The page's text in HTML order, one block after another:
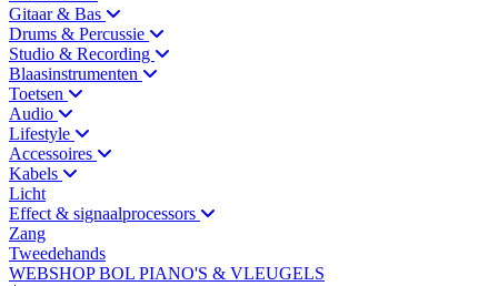
Gitaar & Bas
Drums & Percussie
Studio & Recording
Blaasinstrumenten
Toetsen
Audio
Lifestyle
Accessoires
Kabels
Licht
Effect & signaalprocessors
Zang
Tweedehands
WEBSHOP BOL PIANO'S & VLEUGELS